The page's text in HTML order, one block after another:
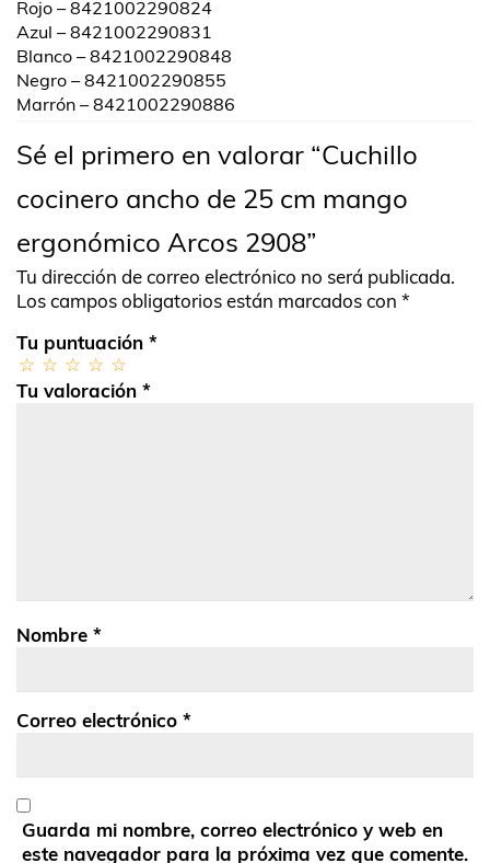
Rojo – 8421002290824
Azul – 8421002290831
Blanco – 8421002290848
Negro – 8421002290855
Marrón – 8421002290886
Sé el primero en valorar “Cuchillo
cocinero ancho de 25 cm mango
ergonómico Arcos 2908”
Tu dirección de correo electrónico no será publicada.
Los campos obligatorios están marcados con *
Tu puntuación *
Tu valoración *
Nombre *
Correo electrónico *
Guarda mi nombre, correo electrónico y web en
este navegador para la próxima vez que comente.